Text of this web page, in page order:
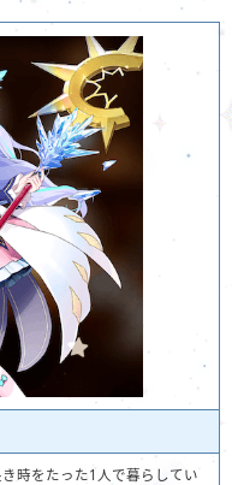
時をたった1人で暮らしてい